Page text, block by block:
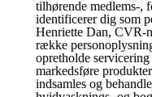
tilhørende medlems-,
identificerer dig som
Henriette Dan, CVR-
række
opretholde
markedsføre
indsamles og